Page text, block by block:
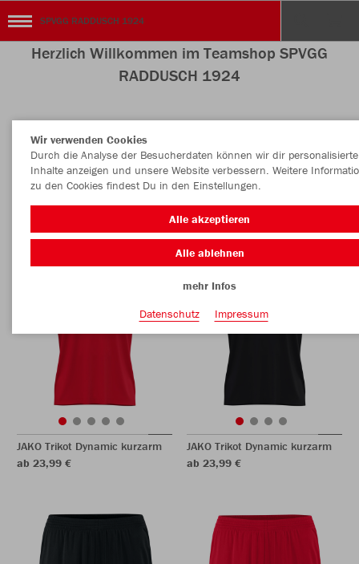
SPVGG RADDUSCH 1924
Herzlich Willkommen im Teamshop SPVGG
RADDUSCH 1924
Nachhaltig Farbe
JAKO Trikot Dynamic kurzarm
ab 23,99 €
JAKO Trikot Dynamic kurzarm
ab 23,99 €
Wir verwenden Cookies
Durch die Analyse der Besucherdaten können wir dir personalisierte
Inhalte anzeigen und unsere Website verbessern. Weitere
zu den Cookies findest Du in den Einstellungen.
Alle akzeptieren
Alle ablehnen
mehr Infos
Datenschutz
Impressum